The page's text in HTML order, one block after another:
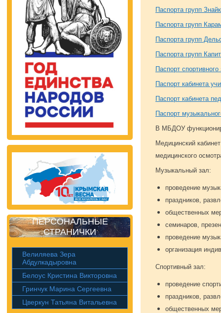
ПЕРСОНАЛЬНЫЕ
СТРАНИЧКИ
Велиляева Зера
Абдулкадыровна
Белоус Кристина Викторовна
Гринчук Марина Сергеевна
Цверкун Татьяна Витальевна
Паспорта групп
Паспорта групп
Паспорта групп
Паспорта групп
Паспорт спортивного
Паспорт кабинета
Паспорт кабинета
Паспорт
В МБДОУ
Медицинский
медицинского
Музыкальный зал:
проведение
праздников,
общественных
семинаров,
проведение
организация
Спортивный зал:
проведение
праздников,
общественных